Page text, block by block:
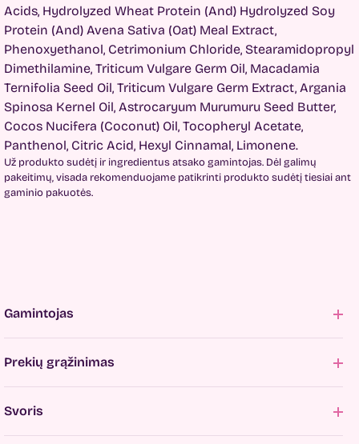
Acids, Hydrolyzed Wheat Protein (And) Hydrolyzed Soy
Protein (And) Avena Sativa (Oat) Meal Extract,
Phenoxyethanol, Cetrimonium Chloride, Stearamidopropyl
Dimethilamine, Triticum Vulgare Germ Oil, Macadamia
Ternifolia Seed Oil, Triticum Vulgare Germ Extract, Argania
Spinosa Kernel Oil, Astrocaryum Murumuru Seed Butter,
Cocos Nucifera (Coconut) Oil, Tocopheryl Acetate,
Panthenol, Citric Acid, Hexyl Cinnamal, Limonene.
Už produkto sudėtį ir ingredientus atsako gamintojas. Dėl galimų
pakeitimų, visada rekomenduojame patikrinti produkto sudėtį tiesiai ant
gaminio pakuotės.
Gamintojas
Prekių grąžinimas
Svoris